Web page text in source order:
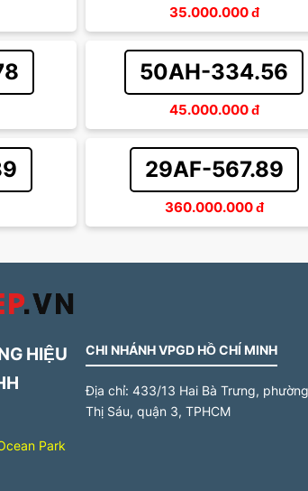
35.000.000đ
50AH-334.56
45.000.000đ
29AF-567.89
360.000.000đ
HIỆU
Park
CHI NHÁNH VPGD HỒ CHÍ MINH
Địa chỉ: 433/13 Hai Bà Trưng,
Thị Sáu, quận 3, TPHCM